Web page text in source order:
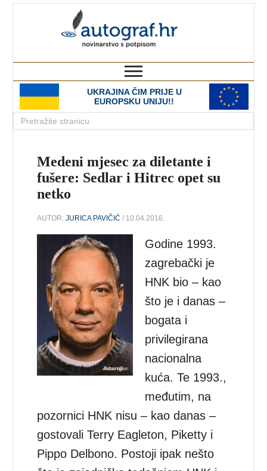
UKRAJINA ČIM PRIJE U
EUROPSKU UNIJU!!
Medeni mjesec za diletante i
fušere: Sedlar i Hitrec opet su
netko
AUTOR:JURICA PAVIČIĆ / 10.04.2016.
Godine 1993.
zagrebački je
HNK bio – kao
što je i danas –
bogata i
privilegirana
nacionalna
kuća. Te 1993.,
međutim, na
pozornici HNK nisu – kao danas –
gostovali Terry Eagleton, Piketty i
Pippo Delbono. Postoji ipak nešto